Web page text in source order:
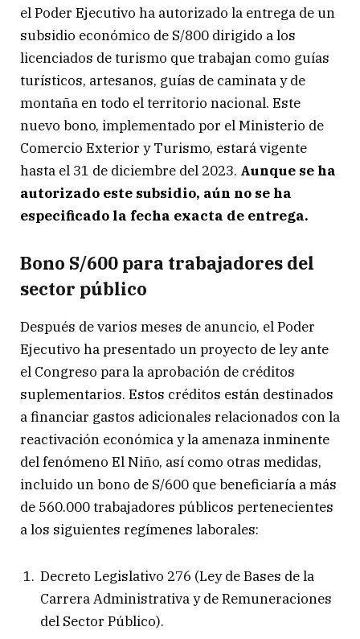
el Poder Ejecutivo ha autorizado la entrega de un
subsidio económico de S/800 dirigido a los
licenciados de turismo que trabajan como guías
turísticos, artesanos, guías de caminata y de
montaña en todo el territorio nacional. Este
nuevo bono, implementado por el Ministerio de
Comercio Exterior y Turismo, estará vigente
hasta el 31 de diciembre del 2023. Aunque se ha
autorizado este subsidio, aún no se ha
especificado la fecha exacta de entrega.
Bono S/600 para trabajadores del
sector público
Después de varios meses de anuncio, el Poder
Ejecutivo ha presentado un proyecto de ley ante
el Congreso para la aprobación de créditos
suplementarios. Estos créditos están destinados
a financiar gastos adicionales relacionados con la
reactivación económica y la amenaza inminente
del fenómeno El Niño, así como otras medidas,
incluido un bono de S/600 que beneficiaría a más
de 560.000 trabajadores públicos pertenecientes
a los siguientes regímenes laborales:
Decreto Legislativo 276 (Ley de Bases de la
Carrera Administrativa y de Remuneraciones
del Sector Público).